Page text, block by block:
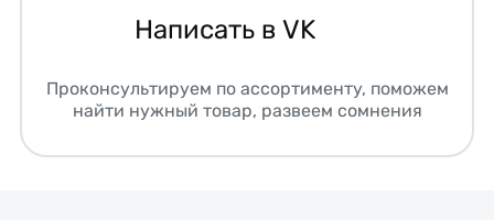
Написать в VK
Проконсультируем по ассортименту, поможем
найти нужный товар, развеем сомнения